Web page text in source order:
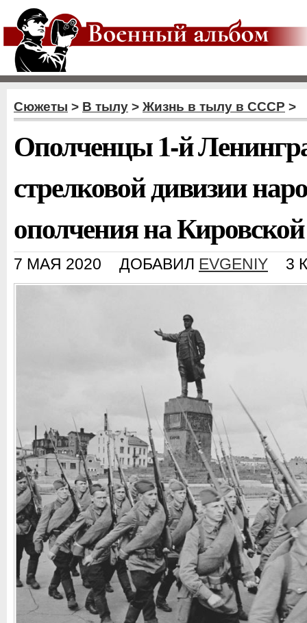
Сюжеты > В тылу > Жизнь в тылу в СССР >
Ополченцы 1-й
стрелковой дивизии
ополчения на
7 МАЯ 2020 ДОБАВИЛ EVGENIY 3